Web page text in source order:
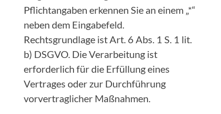
Pflichtangaben erkennen Sie an einem „*“
neben dem Eingabefeld.
Rechtsgrundlage ist Art. 6 Abs. 1 S. 1 lit.
b) DSGVO. Die Verarbeitung ist
erforderlich für die Erfüllung eines
Vertrages oder zur Durchführung
vorvertraglicher Maßnahmen.